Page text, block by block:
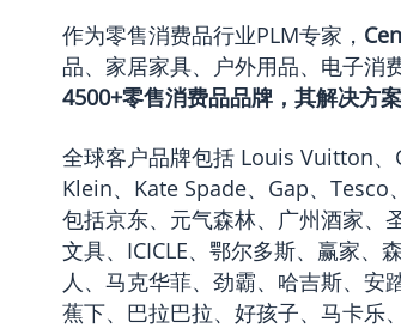
作为零售消费品行业PLM专家，
品、家居家具、户外用品、电子消
4500+零售消费品品牌，其解决方
全球客户品牌包括 Louis Vuitton
Klein、Kate Spade、Gap、
包括京东、元气森林、广州酒家、
文具、ICICLE、鄂尔多斯、赢家、
人、马克华菲、劲霸、哈吉斯、安
蕉下、巴拉巴拉、好孩子、马卡乐